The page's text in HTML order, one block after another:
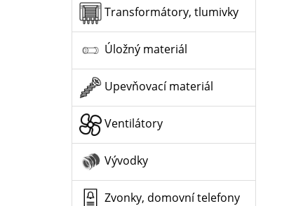
Transformátory, tlumivky
Úložný materiál
Upevňovací materiál
Ventilátory
Vývodky
Zvonky, domovní telefony